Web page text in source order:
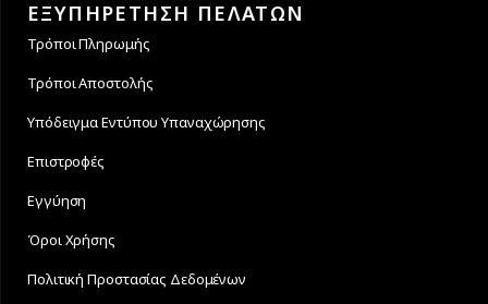
ΕΞΥΠΗΡΕΤΗΣΗ ΠΕΛΑΤΩΝ
Τρόποι Πληρωμής
Τρόποι Αποστολής
Υπόδειγμα Εντύπου Υπαναχώρησης
Επιστροφές
Εγγύηση
Όροι Χρήσης
Πολιτική Προστασίας Δεδομένων